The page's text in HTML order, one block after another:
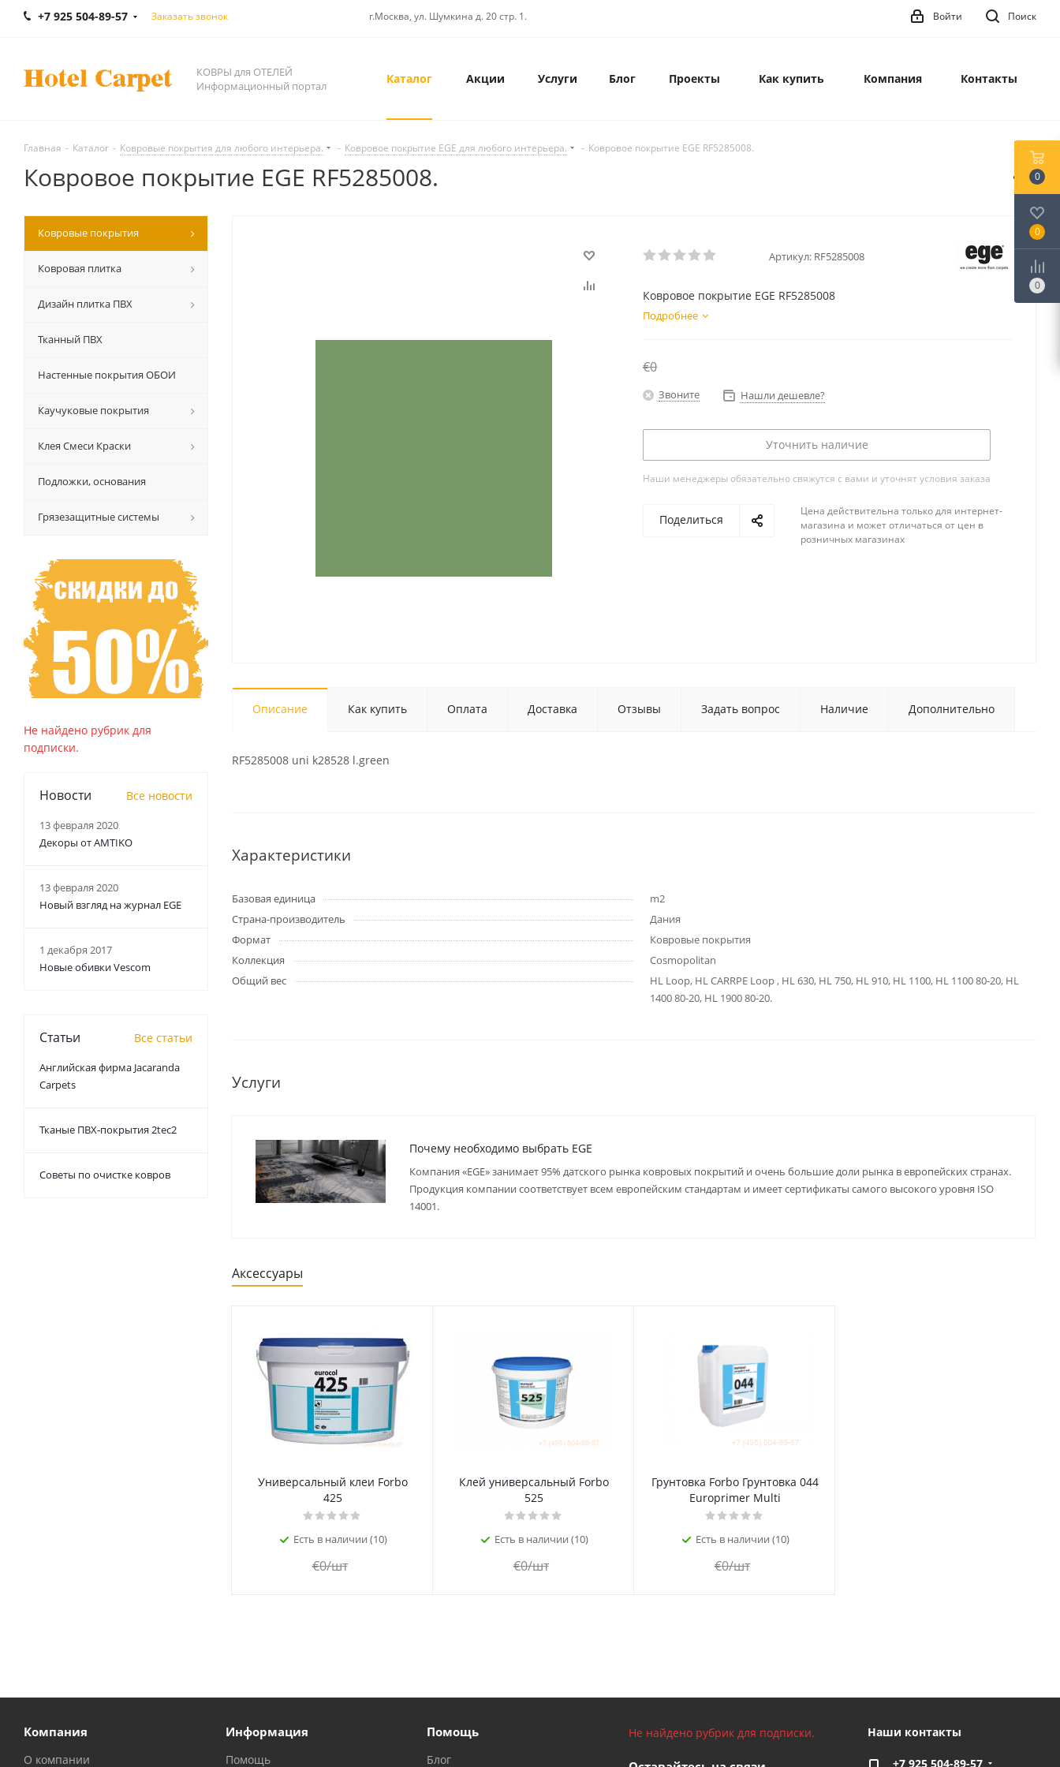
+7 925 504-89-57 Заказать звонок г.Москва, ул. Шумкина д. 20 стр. 1. Поиск
Войти
КОВРЫ для ОТЕЛЕЙ
Информационный портал
Каталог Акции Услуги Блог Проекты Как купить Компания Контакты
Главная - Каталог - Ковровые покрытия для любого интерьера. - Ковровое покрытие EGE для любого интерьера. - Ковровое покрытие EGE RF5285008.
Ковровое покрытие EGE RF5285008.
Артикул: RF5285008
Ковровое покрытие EGE RF5285008
Подробнее
€0
Звоните Нашли дешевле?
Уточнить наличие
Наши менеджеры обязательно свяжутся с вами и уточнят условия заказа
Поделиться
Цена действительна только для интернет-
магазина и может отличаться от цен в
розничных магазинах
Описание Как купить Оплата Доставка Отзывы Задать вопрос Наличие Дополнительно
RF5285008 uni k28528 l.green
Характеристики
Базовая единица
m2
Страна-производитель
Дания
Формат
Ковровые покрытия
Коллекция
Cosmopolitan
Общий вес
HL Loop, HL CARRРE Loop , HL 630, HL 750, HL 910, HL 1100, HL 1100 80-20, HL
1400 80-20, HL 1900 80-20.
Услуги
Почему необходимо выбрать EGE
Компания «EGE» занимает 95% датского рынка ковровых покрытий и очень большие доли рынка в европейских странах.
Продукция компании соответствует всем европейским стандартам и имеет сертификаты самого высокого уровня ISO
14001.
Аксессуары
Универсальный клеи Forbo
425
Есть в наличии (10)
€0/шт
Клей универсальный Forbo
525
Есть в наличии (10)
€0/шт
Грунтовка Forbo Грунтовка 044
Europrimer Multi
Есть в наличии (10)
€0/шт
Ковровые покрытия
Ковровая плитка
Дизайн плитка ПВХ
Тканный ПВХ
Настенные покрытия ОБОИ
Каучуковые покрытия
Клея Смеси Краски
Подложки, основания
Грязезащитные системы
Не найдено рубрик для
подписки.
Новости Все новости
13 февраля 2020
Декоры от AMTIKO
13 февраля 2020
Новый взгляд на журнал EGE
1 декабря 2017
Новые обивки Vescom
Статьи Все статьи
Английская фирма Jacaranda
Carpets
Тканые ПВХ-покрытия 2tec2
Советы по очистке ковров
Компания
О компании
Информация
Помощь
Помощь
Блог
Не найдено рубрик для подписки. Наши контакты
+7 925 504-89-57
0
0
0